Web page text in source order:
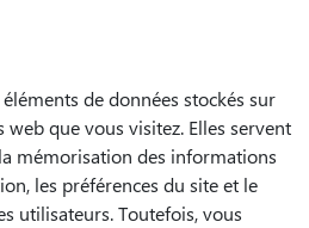
de données stockés sur
que vous visitez. Elles servent
mémorisation des informations
les préférences du site et le
utilisateurs. Toutefois, vous